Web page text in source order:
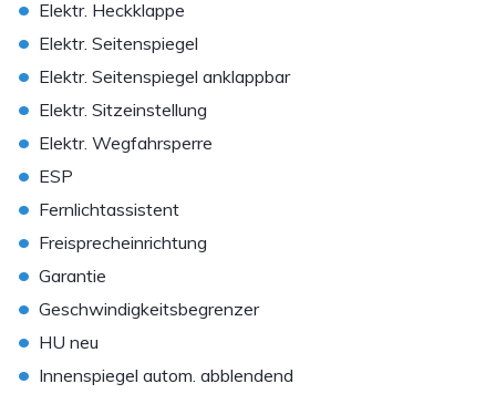
• Elektr. Heckklappe
• Elektr. Seitenspiegel
• Elektr. Seitenspiegel anklappbar
• Elektr. Sitzeinstellung
• Elektr. Wegfahrsperre
• ESP
• Fernlichtassistent
• Freisprecheinrichtung
• Garantie
• Geschwindigkeitsbegrenzer
• HU neu
• Innenspiegel autom. abblendend